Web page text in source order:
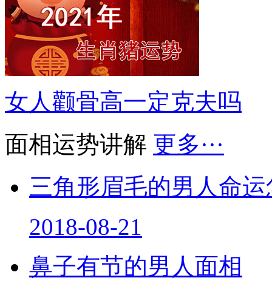
女人颧骨高一定克夫吗
面相运势讲解 更多···
三角形眉毛的男人命
2018-08-21
鼻子有节的男人面相